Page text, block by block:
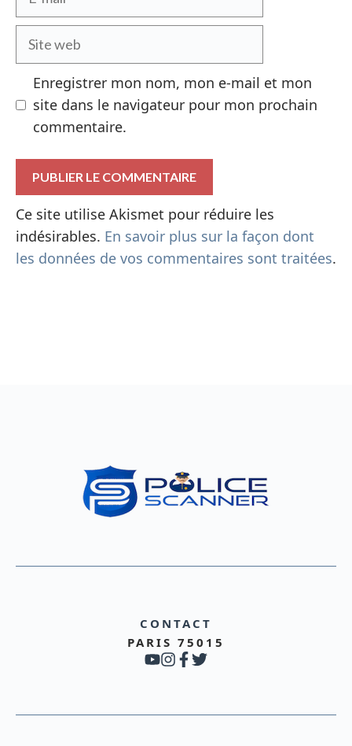
Site
Enregistrer mon nom, mon e-mail et mon
site dans le navigateur pour mon prochain
commentaire.
Ce site utilise Akismet pour réduire les
indésirables. En savoir plus sur la façon dont
les données de vos commentaires sont traitées.
CONTACT
PARIS 75015